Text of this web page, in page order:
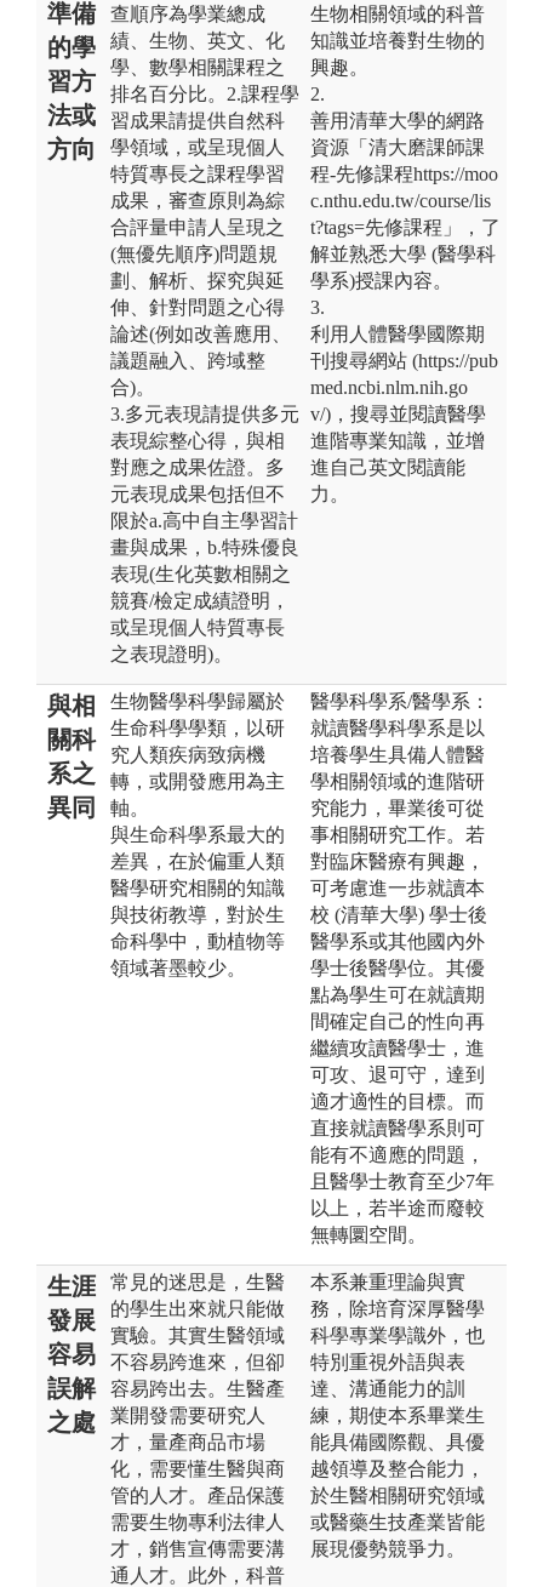
準備
的學
習方
法或
方向
查順序為學業總成
績、生物、英文、化
學、數學相關課程之
排名百分比。2.課程學
習成果請提供自然科
學領域，或呈現個人
特質專長之課程學習
成果，審查原則為綜
合評量申請人呈現之
(無優先順序)問題規
劃、解析、探究與延
伸、針對問題之心得
論述(例如改善應用、
議題融入、跨域整
合)。
3.多元表現請提供多元
表現綜整心得，與相
對應之成果佐證。多
元表現成果包括但不
限於a.高中自主學習計
畫與成果，b.特殊優良
表現(生化英數相關之
競賽/檢定成績證明，
或呈現個人特質專長
之表現證明)。
生物相關領域的科普
知識並培養對生物的
興趣。
2.
善用清華大學的網路
資源「清大磨課師課
程-先修課程https://moo
c.nthu.edu.tw/course/lis
t?tags=先修課程」，了
解並熟悉大學 (醫學科
學系)授課內容。
3.
利用人體醫學國際期
刊搜尋網站 (https://pub
med.ncbi.nlm.nih.go
v/)，搜尋並閱讀醫學
進階專業知識，並增
進自己英文閱讀能
力。
與相
關科
系之
異同
生物醫學科學歸屬於
生命科學學類，以研
究人類疾病致病機
轉，或開發應用為主
軸。
與生命科學系最大的
差異，在於偏重人類
醫學研究相關的知識
與技術教導，對於生
命科學中，動植物等
領域著墨較少。
醫學科學系/醫學系：
就讀醫學科學系是以
培養學生具備人體醫
學相關領域的進階研
究能力，畢業後可從
事相關研究工作。若
對臨床醫療有興趣，
可考慮進一步就讀本
校 (清華大學) 學士後
醫學系或其他國內外
學士後醫學位。其優
點為學生可在就讀期
間確定自己的性向再
繼續攻讀醫學士，進
可攻、退可守，達到
適才適性的目標。而
直接就讀醫學系則可
能有不適應的問題，
且醫學士教育至少7年
以上，若半途而廢較
無轉圜空間。
生涯
發展
容易
誤解
之處
常見的迷思是，生醫
的學生出來就只能做
實驗。其實生醫領域
不容易跨進來，但卻
容易跨出去。生醫產
業開發需要研究人
才，量產商品市場
化，需要懂生醫與商
管的人才。產品保護
需要生物專利法律人
才，銷售宣傳需要溝
通人才。此外，科普
本系兼重理論與實
務，除培育深厚醫學
科學專業學識外，也
特別重視外語與表
達、溝通能力的訓
練，期使本系畢業生
能具備國際觀、具優
越領導及整合能力，
於生醫相關研究領域
或醫藥生技產業皆能
展現優勢競爭力。